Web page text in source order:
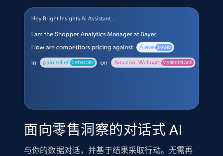
面向零售洞察的对话式 AI
与你的数据对话，并基于结果采取行动。无需再